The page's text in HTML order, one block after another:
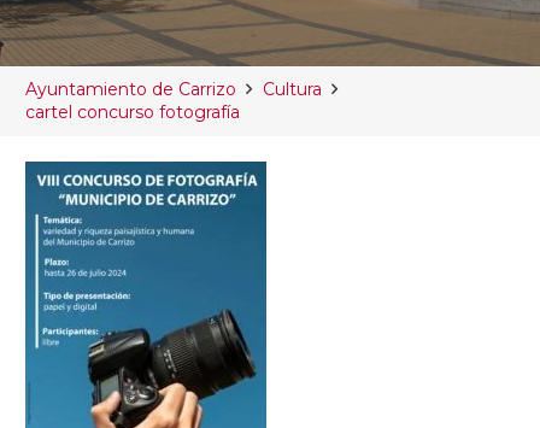
Ayuntamiento de Carrizo
Cultura
cartel concurso fotografía